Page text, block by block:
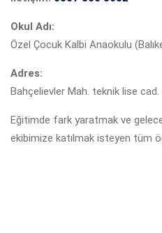
Okul Adı:
Özel Çocuk Kalbi Anaokulu
Adres:
Bahçelievler Mah. teknik lise cad.
Eğitimde fark yaratmak ve
ekibimize katılmak isteyen tüm